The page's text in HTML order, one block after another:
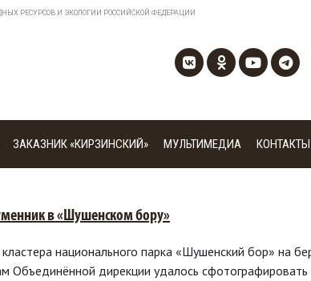
РЕСУРСОВ И ЭКОЛОГИИ РОССИЙСКОЙ ФЕДЕРАЦИИ
ЗАКАЗНИК «КИРЗИНСКИЙ» МУЛЬТИМЕДИА КОНТАКТЫ
в «Шушенском бору»
национального парка «Шушенский бор» на
Объединённой дирекции удалось сфотографировать